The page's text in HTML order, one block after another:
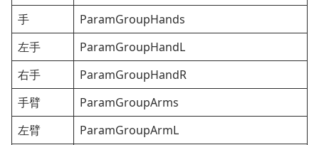
手
ParamGroupHands
左手
ParamGroupHandL
右手
ParamGroupHandR
手臂
ParamGroupArms
左臂
ParamGroupArmL